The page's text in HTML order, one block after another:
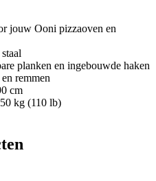
jouw Ooni pizzaoven en
planken en ingebouwde haken
remmen
cm
kg (110 lb)